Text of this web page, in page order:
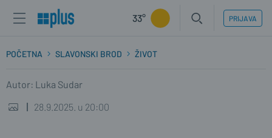
33° PRIJAVA
POČETNA SLAVONSKI BROD ŽIVOT
Autor: Luka Sudar
28.9.2025. u 20:00